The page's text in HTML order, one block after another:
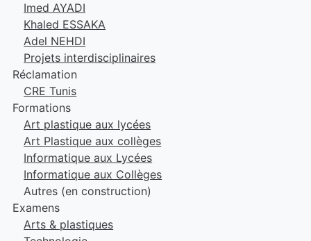
Imed AYADI
Khaled ESSAKA
Adel NEHDI
Projets interdisciplinaires
Réclamation
CRE Tunis
Formations
Art plastique aux lycées
Art Plastique aux collèges
Informatique aux Lycées
Informatique aux Collèges
Autres (en construction)
Examens
Arts & plastiques